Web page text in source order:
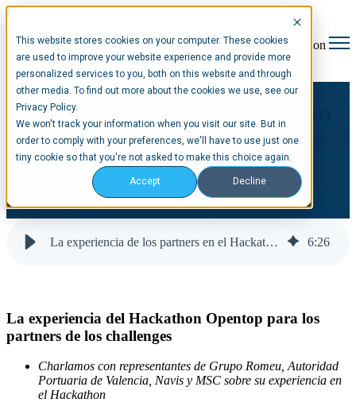
This website stores cookies on your computer. These cookies
are used to improve your website experience and provide more
personalized services to you, both on this website and through
other media. To find out more about the cookies we use, see our
Privacy Policy.
We won't track your information when you visit our site. But in
order to comply with your preferences, we'll have to use just one
tiny cookie so that you're not asked to make this choice again.
Accept Decline
Open main navigation
La experiencia del Hackathon
Opentop para los partners de
los challenges
20 may 2022
La experiencia de los partners en el Hackathon de Valencia | Opentop 6:26
La experiencia del Hackathon Opentop para los
partners de los challenges
Charlamos con representantes de Grupo Romeu, Autoridad
Portuaria de Valencia, Navis y MSC sobre su experiencia en
el Hackathon